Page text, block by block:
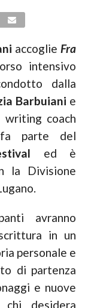
accoglie Fra
intensivo
dalla
Barbuiani e
coach
fa parte del
ed è
la Divisione
avranno
in un
personale e
di partenza
e nuove
desidera